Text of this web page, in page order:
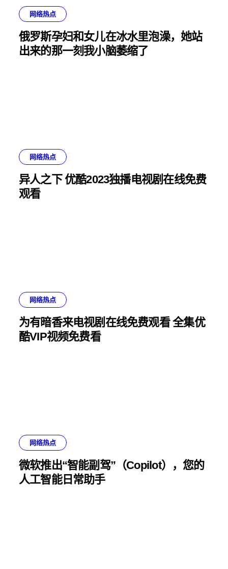
网络热点
俄罗斯孕妇和女儿在冰水里泡澡，她站
出来的那一刻我小脑萎缩了
网络热点
异人之下 优酷2023独播电视剧在线免费
观看
网络热点
为有暗香来电视剧在线免费观看 全集优
酷VIP视频免费看
网络热点
微软推出“智能副驾”（Copilot），您的
人工智能日常助手